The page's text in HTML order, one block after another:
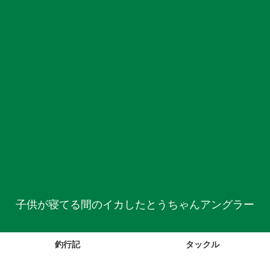
子供が寝てる間のイカしたとうちゃんアングラー
釣行記 タックル